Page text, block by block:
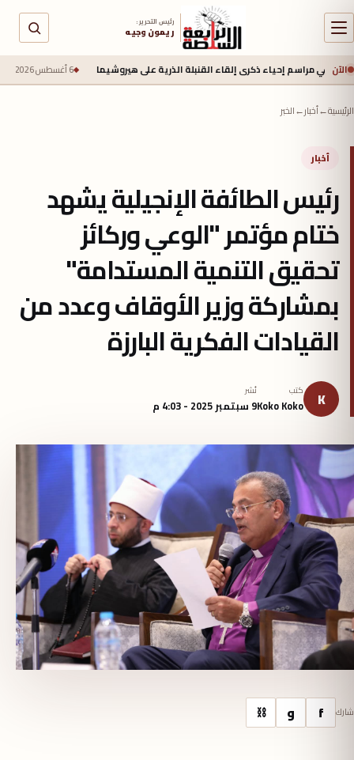
رئيس التحرير :
ريمون وجيه
الآن إحياء ذكرى إلقاء القنبلة الذرية على هيروشيما 6 أغسطس 2026 - 6:50 ص جيش
الرئيسية←أخبار←الخبر
أخبار
رئيس الطائفة الإنجيلية يشهد
ختام مؤتمر "الوعي وركائز
تحقيق التنمية المستدامة"
بمشاركة وزير الأوقاف وعدد من
القيادات الفكرية البارزة
K كتب
Koko Koko
نُشر
9 سبتمبر 2025 - 4:03 م
شارك f و ⛓